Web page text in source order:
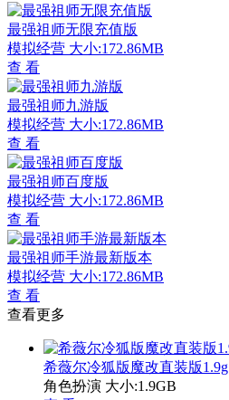
最强祖师无限充值版
模拟经营 大小:172.86MB
查 看
最强祖师九游版
模拟经营 大小:172.86MB
查 看
最强祖师百度版
模拟经营 大小:172.86MB
查 看
最强祖师手游最新版本
模拟经营 大小:172.86MB
查 看
查看更多
希薇尔冷狐版魔改直装版1.9g
角色扮演 大小:1.9GB